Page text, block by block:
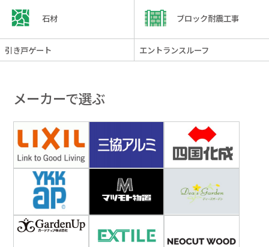
石材 ブロック耐震工事
引き戸ゲート エントランスルーフ
メーカーで選ぶ